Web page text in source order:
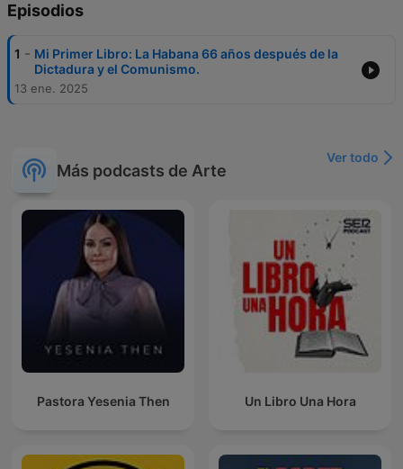
Episodios
1 - Mi Primer Libro: La Habana 66 años después de la
Dictadura y el Comunismo.
13 ene. 2025
Más podcasts de Arte
Ver todo
Pastora Yesenia Then Un Libro Una Hora